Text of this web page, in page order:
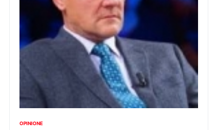
OPINIONE